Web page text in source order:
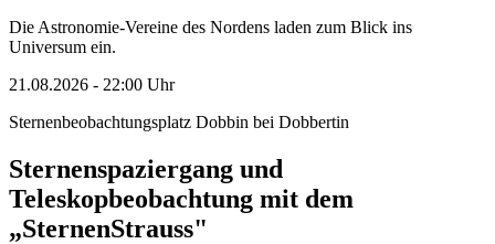
Die Astronomie-Vereine des Nordens laden zum Blick ins
Universum ein.
21.08.2026 - 22:00 Uhr
Sternenbeobachtungsplatz Dobbin bei Dobbertin
Sternenspaziergang und
Teleskopbeobachtung mit dem
„SternenStrauss"